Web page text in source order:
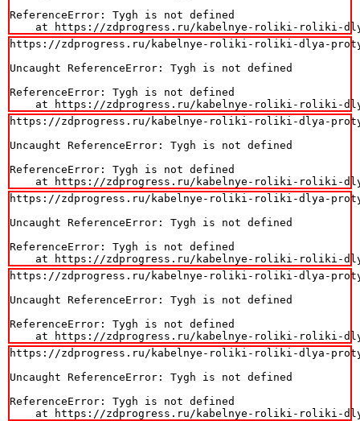
ReferenceError: Tygh is not defined
at https://zdprogress.ru/kabelnye-roliki-roliki-
https://zdprogress.ru/kabelnye-roliki-roliki-dlya-
Uncaught ReferenceError: Tygh is not defined
ReferenceError: Tygh is not defined
at https://zdprogress.ru/kabelnye-roliki-roliki-
https://zdprogress.ru/kabelnye-roliki-roliki-dlya-
Uncaught ReferenceError: Tygh is not defined
ReferenceError: Tygh is not defined
at https://zdprogress.ru/kabelnye-roliki-roliki-
https://zdprogress.ru/kabelnye-roliki-roliki-dlya-
Uncaught ReferenceError: Tygh is not defined
ReferenceError: Tygh is not defined
at https://zdprogress.ru/kabelnye-roliki-roliki-
https://zdprogress.ru/kabelnye-roliki-roliki-dlya-
Uncaught ReferenceError: Tygh is not defined
ReferenceError: Tygh is not defined
at https://zdprogress.ru/kabelnye-roliki-roliki-
https://zdprogress.ru/kabelnye-roliki-roliki-dlya-
Uncaught ReferenceError: Tygh is not defined
ReferenceError: Tygh is not defined
at https://zdprogress.ru/kabelnye-roliki-roliki-